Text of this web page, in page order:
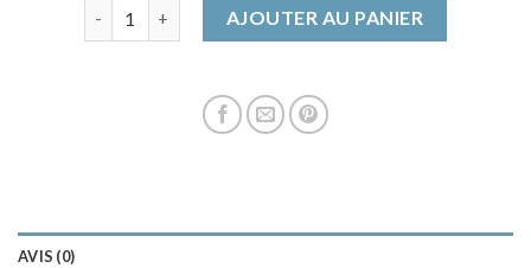
AJOUTER AU PANIER
AVIS (0)